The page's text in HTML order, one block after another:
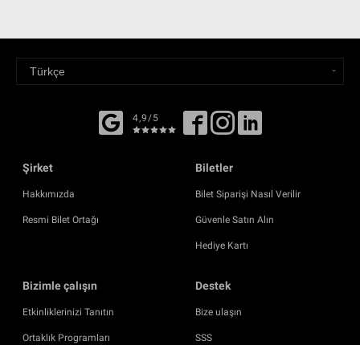
4,9/5
Şirket
Hakkımızda
Resmi Bilet Ortağı
Biletler
Bilet Siparişi Nasıl Verilir
Güvenle Satın Alın
Hediye Kartı
Bizimle çalışın
Etkinliklerinizi Tanıtın
Ortaklık Programları
Destek
Bize ulaşın
SSS